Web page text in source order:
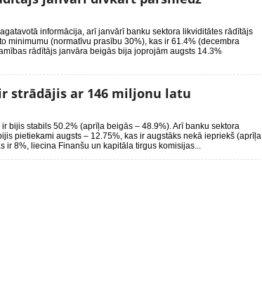
informācija, arī janvārī banku sektora likviditātes rādītājs
minimumu (normatīvu prasību 30%), kas ir 61.4% (decembra
rādītājs janvāra beigās bija joprojām augsts 14.3%
strādājis ar 146 miljonu latu
bijis stabils 50.2% (aprīļa beigās – 48.9%). Arī banku sektora
pietiekami augsts – 12.75%, kas ir augstāks nekā iepriekš (aprīļa
ir 8%, liecina Finanšu un kapitāla tirgus komisijas...